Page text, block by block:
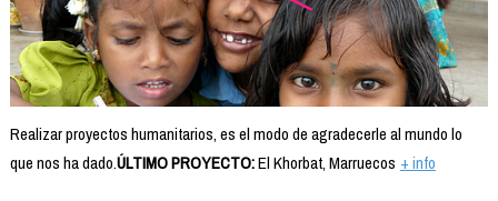
Realizar proyectos humanitarios, es el modo de agradecerle al mundo lo
que nos ha dado.ÚLTIMO PROYECTO:El Khorbat, Marruecos + info